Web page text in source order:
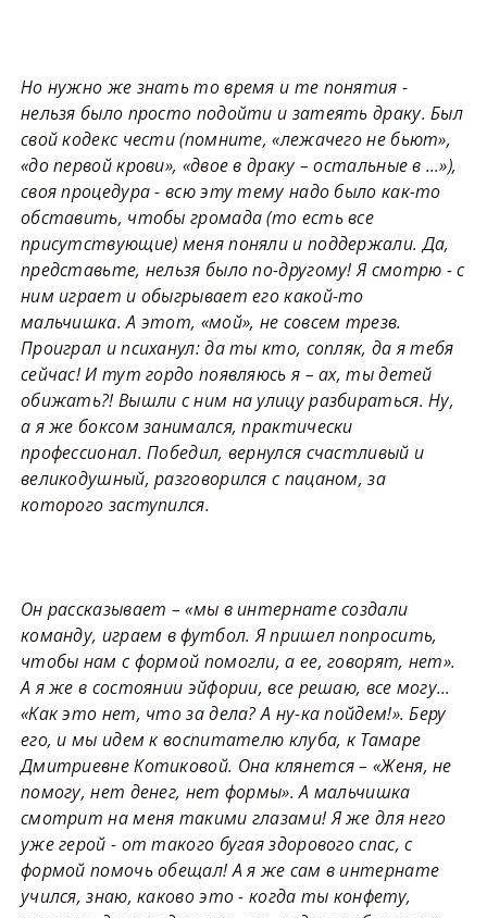
Но нужно же знать то время и те понятия -
нельзя было просто подойти и затеять драку. Был
свой кодекс чести (помните, «лежачего не бьют»,
«до первой крови», «двое в драку – остальные в …»),
своя процедура - всю эту тему надо было как-то
обставить, чтобы громада (то есть все
присутствующие) меня поняли и поддержали. Да,
представьте, нельзя было по-другому! Я смотрю - с
ним играет и обыгрывает его какой-то
мальчишка. А этот, «мой», не совсем трезв.
Проиграл и психанул: да ты кто, сопляк, да я тебя
сейчас! И тут гордо появляюсь я – ах, ты детей
обижать?! Вышли с ним на улицу разбираться. Ну,
а я же боксом занимался, практически
профессионал. Победил, вернулся счастливый и
великодушный, разговорился с пацаном, за
которого заступился.
Он рассказывает – «мы в интернате создали
команду, играем в футбол. Я пришел попросить,
чтобы нам с формой помогли, а ее, говорят, нет».
А я же в состоянии эйфории, все решаю, все могу…
«Как это нет, что за дела? А ну-ка пойдем!». Беру
его, и мы идем к воспитателю клуба, к Тамаре
Дмитриевне Котиковой. Она клянется – «Женя, не
помогу, нет денег, нет формы». А мальчишка
смотрит на меня такими глазами! Я же для него
уже герой - от такого бугая здорового спас, с
формой помочь обещал! А я же сам в интернате
учился, знаю, каково это - когда ты конфету,